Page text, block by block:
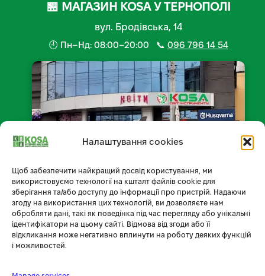
Налаштування cookies
Щоб забезпечити найкращий досвід користування, ми
використовуємо технології на кшталт файлів cookie для
зберігання та/або доступу до інформації про пристрій. Надаючи
згоду на використання цих технологій, ви дозволяєте нам
обробляти дані, такі як поведінка під час перегляду або унікальні
ідентифікатори на цьому сайті. Відмова від згоди або її
відкликання може негативно вплинути на роботу деяких функцій
і можливостей.
🏪 МАГАЗИН KOSA У ТЕРНОПОЛІ
вул. Бродівська, 14
🕘 Пн–Нд: 08:00–20:00 📞 096 796 14 54
📍 Відкрити на мапі